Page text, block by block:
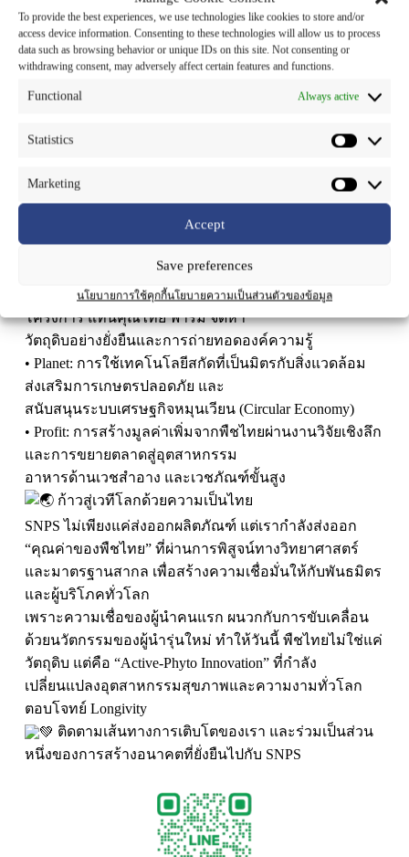
To provide the best experiences, we use technologies like cookies to store and/or
access device information. Consenting to these technologies will allow us to process
data such as browsing behavior or unique IDs on this site. Not consenting or
withdrawing consent, may adversely affect certain features and functions.
Functional Always active
Statistics
Marketing
Accept
Save preferences
นโยบายการใช้คุกกี้นโยบายความเป็นส่วนตัวของข้อมูล
จำกัด (มหาชน) หรือ SNPS ได้ก้าวขึ้นเป็นหนึ่งในผู้ผลิต
สารสกัดสมุนไพรไทยมาตรฐานชั้นนำ ส่งออกไปยัง 5 ทวีป
ทั่วโลก และได้รับการยอมรับให้เข้าจดทะเบียนใน
ตลาดหลักทรัพย์แห่งประเทศไทยในปี 2567
ในปี 2026 วิสัยทัศน์นี้ถูกขับเคลื่อนต่อโดย ดร.ธีรญา
ความเชี่ยวชาญด้านวิทยาศาสตร์ เทคโนโลยี กับการคิด
เชิงยุทธศาสตร์ เพื่อพลิกโฉม SNPS ให้เป็นมากกว่าผู้ผลิต
แต่เป็นพันธมิตรนวัตกรรมระดับโลกที่มุ่งสร้างคุณค่าอย่าง
ยั่งยืน
ทิศทางที่ชัดเจนในปี 2026:
• People: การพัฒนาศักยภาพเกษตรกรไทยและชุมชน ผ่าน
โครงการ แทนคุณไทย ฟาร์ม จัดหา
วัตถุดิบอย่างยั่งยืนและการถ่ายทอดองค์ความรู้
• Planet: การใช้เทคโนโลยีสกัดที่เป็นมิตรกับสิ่งแวดล้อม
ส่งเสริมการเกษตรปลอดภัย และ
สนับสนุนระบบเศรษฐกิจหมุนเวียน (Circular Economy)
• Profit: การสร้างมูลค่าเพิ่มจากพืชไทยผ่านงานวิจัยเชิงลึก
และการขยายตลาดสู่อุตสาหกรรม
อาหารด้านเวชสำอาง และเวชภัณฑ์ขั้นสูง
ก้าวสู่เวทีโลกด้วยความเป็นไทย
SNPS ไม่เพียงแค่ส่งออกผลิตภัณฑ์ แต่เรากำลังส่งออก
“คุณค่าของพืชไทย” ที่ผ่านการพิสูจน์ทางวิทยาศาสตร์
และมาตรฐานสากล เพื่อสร้างความเชื่อมั่นให้กับพันธมิตร
และผู้บริโภคทั่วโลก
เพราะความเชื่อของผู้นำคนแรก ผนวกกับการขับเคลื่อน
ด้วยนวัตกรรมของผู้นำรุ่นใหม่ ทำให้วันนี้ พืชไทยไม่ใช่แค่
วัตถุดิบ แต่คือ “Active-Phyto Innovation” ที่กำลัง
เปลี่ยนแปลงอุตสาหกรรมสุขภาพและความงามทั่วโลก
ตอบโจทย์ Longivity
ติดตามเส้นทางการเติบโตของเรา และร่วมเป็นส่วน
หนึ่งของการสร้างอนาคตที่ยั่งยืนไปกับ SNPS